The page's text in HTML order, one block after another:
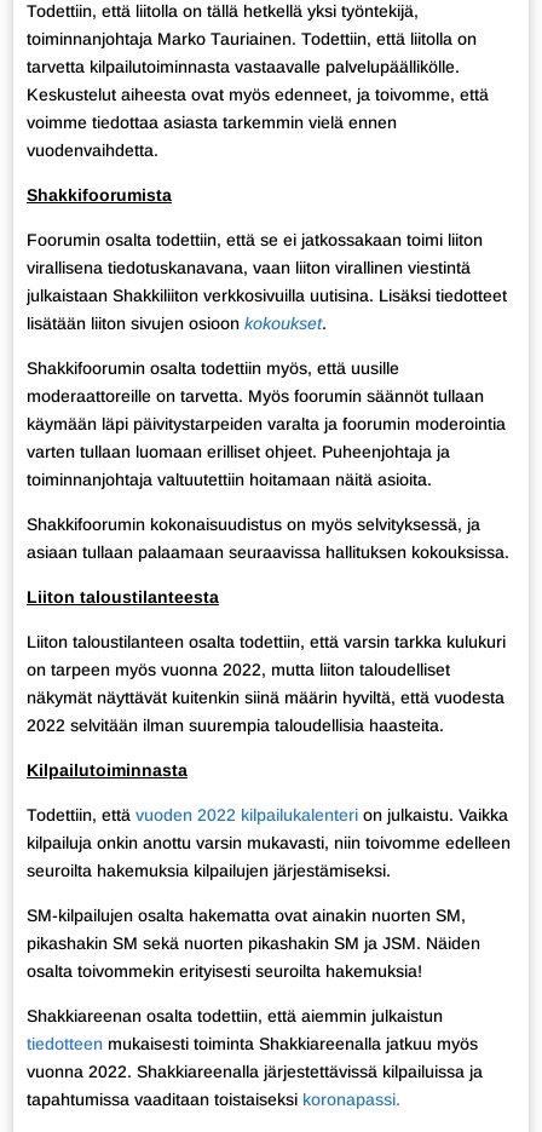
Todettiin, että liitolla on tällä hetkellä yksi työntekijä,
toiminnanjohtaja Marko Tauriainen. Todettiin, että liitolla on
tarvetta kilpailutoiminnasta vastaavalle palvelupäällikölle.
Keskustelut aiheesta ovat myös edenneet, ja toivomme, että
voimme tiedottaa asiasta tarkemmin vielä ennen
vuodenvaihdetta.
Shakkifoorumista
Foorumin osalta todettiin, että se ei jatkossakaan toimi liiton
virallisena tiedotuskanavana, vaan liiton virallinen viestintä
julkaistaan Shakkiliiton verkkosivuilla uutisina. Lisäksi tiedotteet
lisätään liiton sivujen osioon kokoukset.
Shakkifoorumin osalta todettiin myös, että uusille
moderaattoreille on tarvetta. Myös foorumin säännöt tullaan
käymään läpi päivitystarpeiden varalta ja foorumin moderointia
varten tullaan luomaan erilliset ohjeet. Puheenjohtaja ja
toiminnanjohtaja valtuutettiin hoitamaan näitä asioita.
Shakkifoorumin kokonaisuudistus on myös selvityksessä, ja
asiaan tullaan palaamaan seuraavissa hallituksen kokouksissa.
Liiton taloustilanteesta
Liiton taloustilanteen osalta todettiin, että varsin tarkka kulukuri
on tarpeen myös vuonna 2022, mutta liiton taloudelliset
näkymät näyttävät kuitenkin siinä määrin hyviltä, että vuodesta
2022 selvitään ilman suurempia taloudellisia haasteita.
Kilpailutoiminnasta
Todettiin, että vuoden 2022 kilpailukalenterion julkaistu. Vaikka
kilpailuja onkin anottu varsin mukavasti, niin toivomme edelleen
seuroilta hakemuksia kilpailujen järjestämiseksi.
SM-kilpailujen osalta hakematta ovat ainakin nuorten SM,
pikashakin SM sekä nuorten pikashakin SM ja JSM. Näiden
osalta toivommekin erityisesti seuroilta hakemuksia!
Shakkiareenan osalta todettiin, että aiemmin julkaistun
tiedotteenmukaisesti toiminta Shakkiareenalla jatkuu myös
vuonna 2022. Shakkiareenalla järjestettävissä kilpailuissa ja
tapahtumissa vaaditaan toistaiseksi koronapassi.